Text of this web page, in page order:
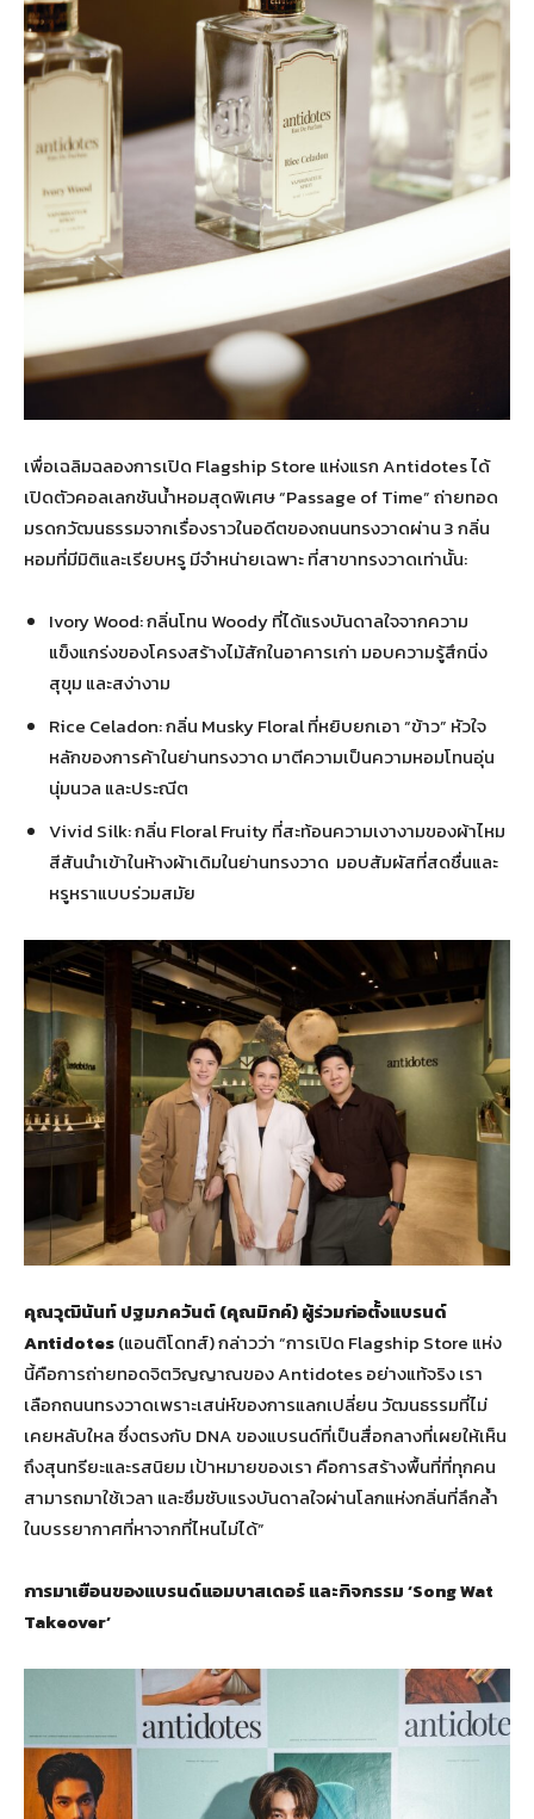
เพื่อเฉลิมฉลองการเปิด Flagship Store แห่งแรก Antidotes ได้
เปิดตัวคอลเลกชันน้ำหอมสุดพิเศษ “Passage of Time” ถ่ายทอด
มรดกวัฒนธรรมจากเรื่องราวในอดีตของถนนทรงวาดผ่าน 3 กลิ่น
หอมที่มีมิติและเรียบหรู มีจำหน่ายเฉพาะ ที่สาขาทรงวาดเท่านั้น:
Ivory Wood: กลิ่นโทน Woody ที่ได้แรงบันดาลใจจากความ
แข็งแกร่งของโครงสร้างไม้สักในอาคารเก่า มอบความรู้สึกนิ่ง
สุขุม และสง่างาม
Rice Celadon: กลิ่น Musky Floral ที่หยิบยกเอา “ข้าว” หัวใจ
หลักของการค้าในย่านทรงวาด มาตีความเป็นความหอมโทนอุ่น
นุ่มนวล และประณีต
Vivid Silk: กลิ่น Floral Fruity ที่สะท้อนความเงางามของผ้าไหม
สีสันนำเข้าในห้างผ้าเดิมในย่านทรงวาด มอบสัมผัสที่สดชื่นและ
หรูหราแบบร่วมสมัย
คุณวุฒินันท์ ปฐมภควันต์ (คุณมิกค์) ผู้ร่วมก่อตั้งแบรนด์
Antidotes(แอนติโดทส์) กล่าวว่า “การเปิด Flagship Store แห่ง
นี้คือการถ่ายทอดจิตวิญญาณของ Antidotes อย่างแท้จริง เรา
เลือกถนนทรงวาดเพราะเสน่ห์ของการแลกเปลี่ยน วัฒนธรรมที่ไม่
เคยหลับใหล ซึ่งตรงกับ DNA ของแบรนด์ที่เป็นสื่อกลางที่เผยให้เห็น
ถึงสุนทรียะและรสนิยม เป้าหมายของเรา คือการสร้างพื้นที่ที่ทุกคน
สามารถมาใช้เวลา และซึมซับแรงบันดาลใจผ่านโลกแห่งกลิ่นที่ลึกล้ำ
ในบรรยากาศที่หาจากที่ไหนไม่ได้”
การมาเยือนของแบรนด์แอมบาสเดอร์ และกิจกรรม ‘Song Wat
Takeover’